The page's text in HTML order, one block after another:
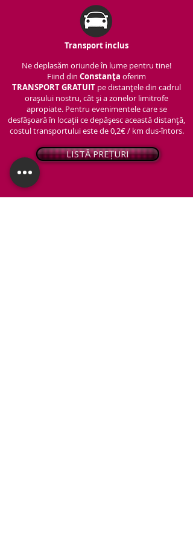
Transport inclus
Ne deplasăm oriunde în lume pentru tine!
Fiind din Constanța oferim
TRANSPORTGRATUIT pe distanțele din cadrul
orașului nostru, cât și a zonelor limitrofe
apropiate. Pentru evenimentele care se
desfășoară în locații ce depășesc această distanță,
costul transportului este de 0,2€ / km dus-întors.
LISTĂ PREȚURI
© 2026 - Snap PhotoBooth